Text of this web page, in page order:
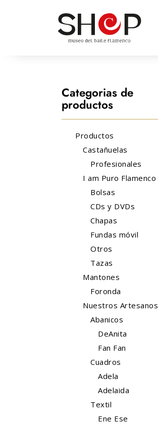
Categorias de
productos
Productos
Castañuelas
Profesionales
I am Puro Flamenco
Bolsas
CDs y DVDs
Chapas
Fundas móvil
Otros
Tazas
Mantones
Foronda
Nuestros Artesanos
Abanicos
DeAnita
Fan Fan
Cuadros
Adela
Adelaida
Textil
Ene Ese